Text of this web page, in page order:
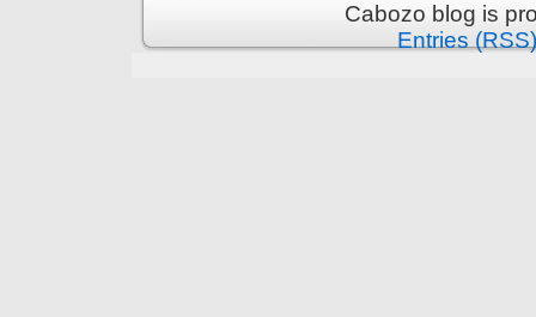
Cabozo blog is
Entries (RSS)